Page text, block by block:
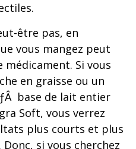
être pas, en
vous mangez peut
Si vous
en graisse ou un
base de lait entier
Soft, vous verrez
plus courts et plus
si vous cherchez